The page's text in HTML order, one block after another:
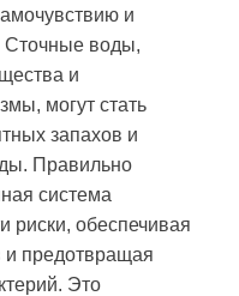
и
Сточные воды,
и
могут стать
запахов и
Правильно
система
риски, обеспечивая
и предотвращая
Это